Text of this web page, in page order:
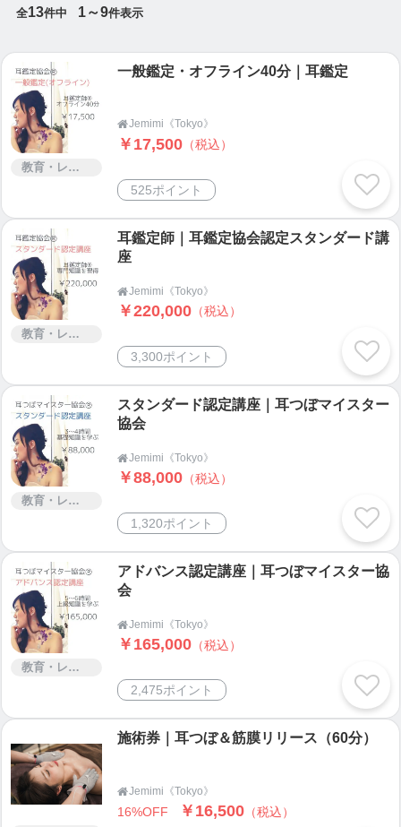
自分自身の傾向を知ってもらうことでより特色を伸
な本質を見つけ出すお手伝いを耳鑑定®師は行いま
す。
■耳鑑定®協会認定スタンダード講座について
耳鑑定®師として活躍していくための専門知識と技
術が１Dayで習得できます。半年間の技術サポート
耳鑑定®協会認定スタンダード講座受講でできるこ
と
＊耳鑑定®（有料カウンセリング）
＊リモート耳鑑定®
（企業での耳鑑定®を使ったストレスケアセミナー
はアドバンス以上の講師のみが開催可能)
講師コースの受講をお考えの方はまずは耳鑑定®師
スタンダード資格の取得が必須となります。
■耳鑑定はあなたのこんな部分のサポートに役立ち
ます
・自分の目標の明確化
耳からみるあなたの特性を知り、どんな役割が向い
ているのか、進みたい道にどうしたら進めるのかを
把握できてきます。
・恐怖症、自己肯定感の向上
人の思考を把握できる技術を知ることで心理がわか
らない不安を克服し好かれる人格に近づけます。
・最良のパフォーマンスを引き出す
踏み出せなかった自分を動かすコツを知り、叶えた
かった夢をひとつでも多く叶えられる環境を作りま
す。
全13件中 1～9件表示
教育・レッスン・講習
一般鑑定・オフライン40分｜耳鑑定
Jemimi《Tokyo》
￥17,500 （税込）
525ポイント
教育・レッスン・講習
耳鑑定師｜耳鑑定協会認定スタンダード講
座
Jemimi《Tokyo》
￥220,000 （税込）
3,300ポイント
教育・レッスン・講習
スタンダード認定講座｜耳つぼマイスター
協会
Jemimi《Tokyo》
￥88,000 （税込）
1,320ポイント
教育・レッスン・講習
アドバンス認定講座｜耳つぼマイスター協
会
Jemimi《Tokyo》
￥165,000 （税込）
2,475ポイント
施術券｜耳つぼ＆筋膜リリース（60分）
Jemimi《Tokyo》
16%OFF ￥16,500 （税込）